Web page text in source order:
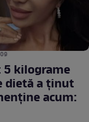
5 kilograme
dietă a ținut
acum: